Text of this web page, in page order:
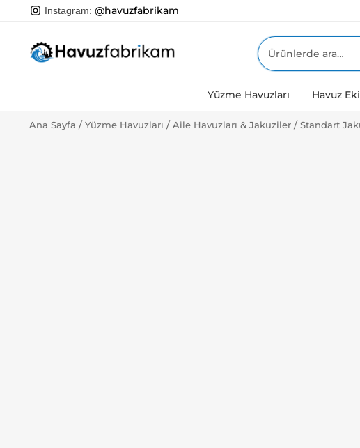
Instagram: @havuzfabrikam
Ara:
Yüzme Havuzları Havuz
Ana Sayfa /Yüzme Havuzları /Aile Havuzları & Jakuziler /Standart